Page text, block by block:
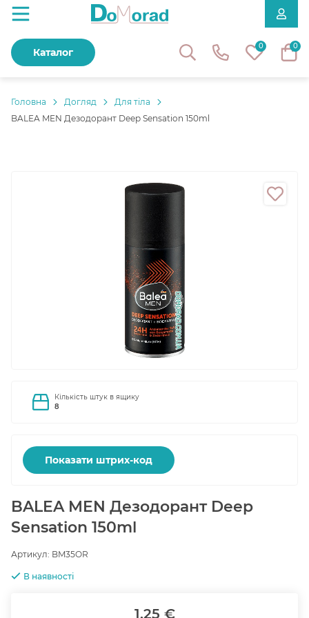
0 0
Каталог
Головнa Догляд
Для тіла
BALEA MEN Дезодорант Deep Sensation 150ml
Кількість штук в ящику
8
Показати штрих-код
BALEA MEN Дезодорант Deep
Sensation 150ml
Артикул: BM35OR
В наявності
1.25 €